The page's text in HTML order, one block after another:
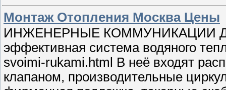
Монтаж Отопления Москва Цены
ИНЖЕНЕРНЫЕ КОММУНИКАЦИИ ДЛЯ
эффективная система водяного
svoimi-rukami.html В неё входят
клапаном, производительные